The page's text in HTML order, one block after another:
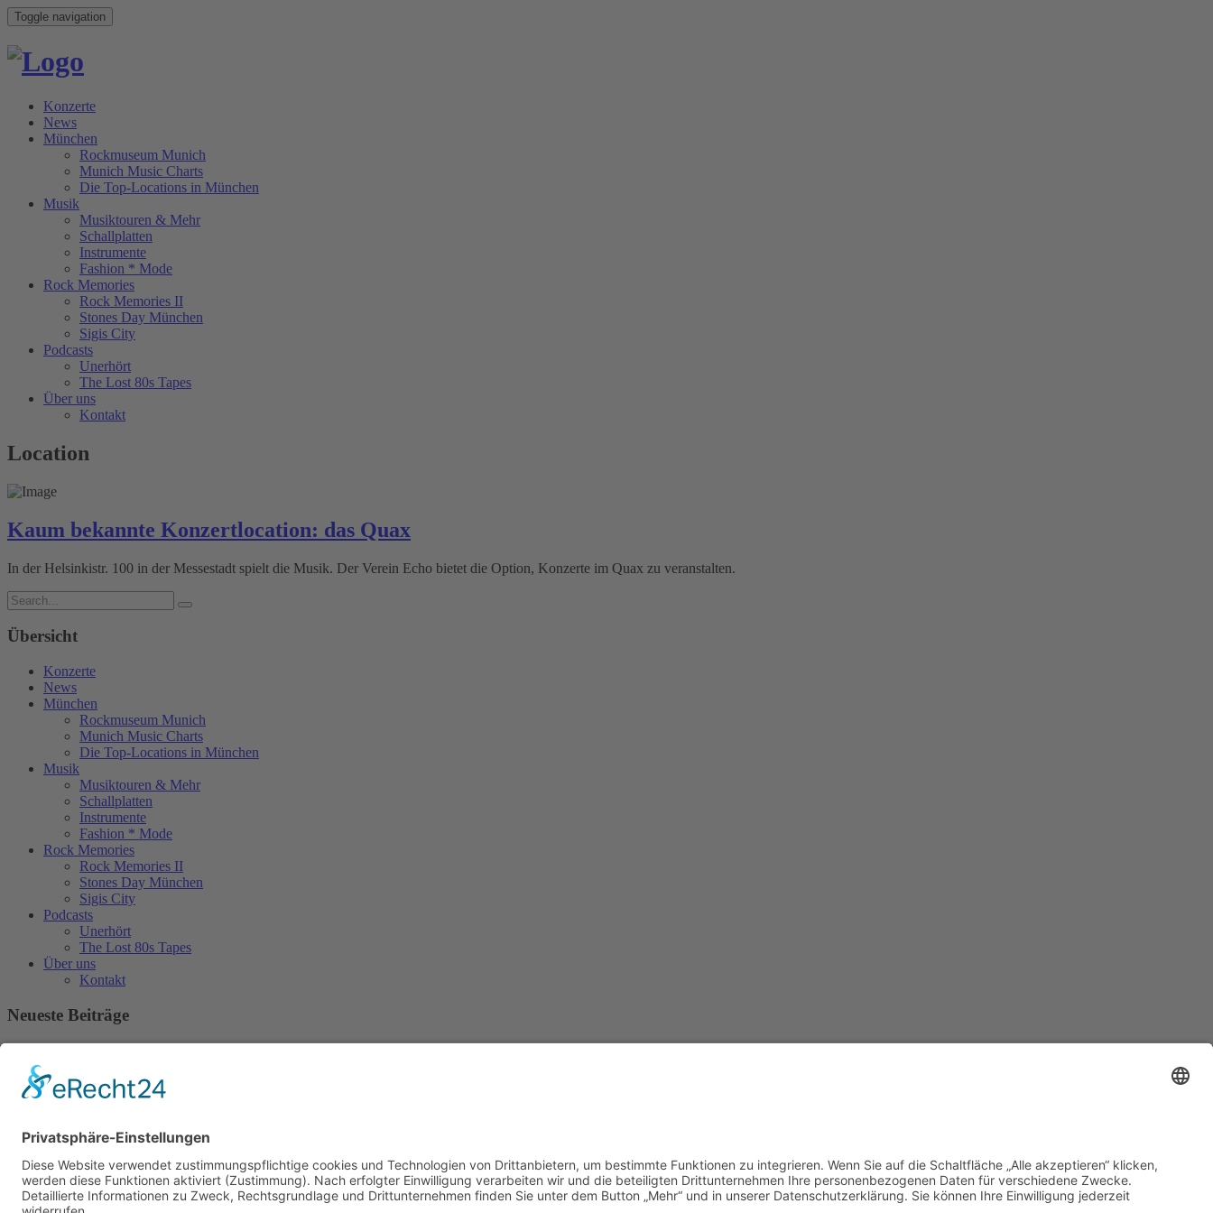
Toggle navigation
Konzerte
News
München
Rockmuseum Munich
Munich Music Charts
Die Top-Locations in München
Musik
Musiktouren & Mehr
Schallplatten
Instrumente
Fashion * Mode
Rock Memories
Rock Memories II
Stones Day München
Sigis City
Podcasts
Unerhört
The Lost 80s Tapes
Über uns
Kontakt
Location
Kaum bekannte Konzertlocation: das Quax
In der Helsinkistr. 100 in der Messestadt spielt die Musik. Der Verein Echo bietet die Option, Konzerte im Quax zu veranstalten.
Übersicht
Konzerte
News
München
Rockmuseum Munich
Munich Music Charts
Die Top-Locations in München
Musik
Musiktouren & Mehr
Schallplatten
Instrumente
Fashion * Mode
Rock Memories
Rock Memories II
Stones Day München
Sigis City
Podcasts
Unerhört
The Lost 80s Tapes
Über uns
Kontakt
Neueste Beiträge
Kulturfestival Gräfelfing – 4 Tage Musik & Gemeinschaft
Sommerfest im Olympiapark
Home
News